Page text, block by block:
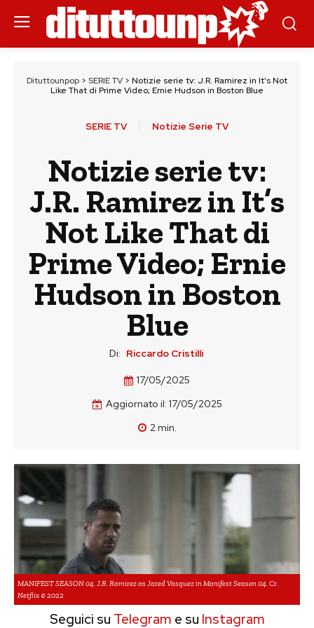
Dituttounpop > SERIE TV > Notizie serie tv: J.R. Ramirez in It’s Not
Like That di Prime Video; Ernie Hudson in Boston Blue
SERIE TV Notizie Serie TV
Notizie serie tv:
J.R. Ramirez in It’s
Not Like That di
Prime Video; Ernie
Hudson in Boston
Blue
Di: Riccardo Cristilli
17/05/2025
Aggiornato il: 17/05/2025
2min.
MANIFEST SEASON 04. J.R. Ramirez as Jared Vasquez in Manifest Season 04. Cr.
Netflix © 2022
Seguici su Telegram e su Instagram